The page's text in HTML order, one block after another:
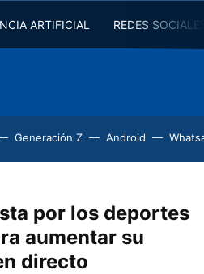
ARTIFICIAL REDES
Generación Z Android
por los deportes
aumentar su
directo